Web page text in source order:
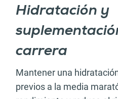
Hidratación y
carrera
Mantener una
previos a la media